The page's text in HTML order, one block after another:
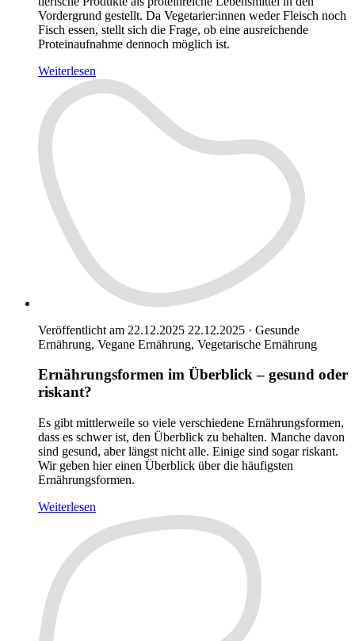
Vordergrund gestellt. Da Vegetarier:innen weder Fleisch noch
Fisch essen, stellt sich die Frage, ob eine ausreichende
Proteinaufnahme dennoch möglich ist.
Weiterlesen
Veröffentlicht am 22.12.2025 22.12.2025 · Gesunde
Ernährung, Vegane Ernährung, Vegetarische Ernährung
Ernährungsformen im Überblick – gesund oder
riskant?
Es gibt mittlerweile so viele verschiedene Ernährungsformen,
dass es schwer ist, den Überblick zu behalten. Manche davon
sind gesund, aber längst nicht alle. Einige sind sogar riskant.
Wir geben hier einen Überblick über die häufigsten
Ernährungsformen.
Weiterlesen